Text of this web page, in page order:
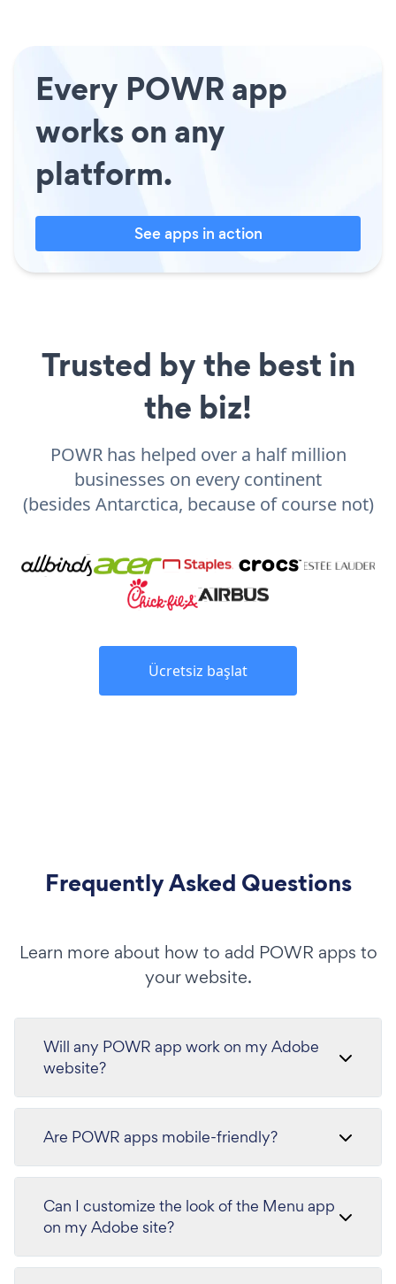
Every POWR app
works on any
platform.
See apps in action
Trusted by the best in
the biz!
POWR has helped over a half million
businesses on every continent
(besides Antarctica, because of course not)
Ücretsiz başlat
Frequently Asked Questions
Learn more about how to add POWR apps to
your website.
Will any POWR app work on my Adobe
website?
Are POWR apps mobile-friendly?
Can I customize the look of the Menu app
on my Adobe site?